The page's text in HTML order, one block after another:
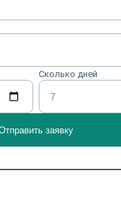
Сколько дней